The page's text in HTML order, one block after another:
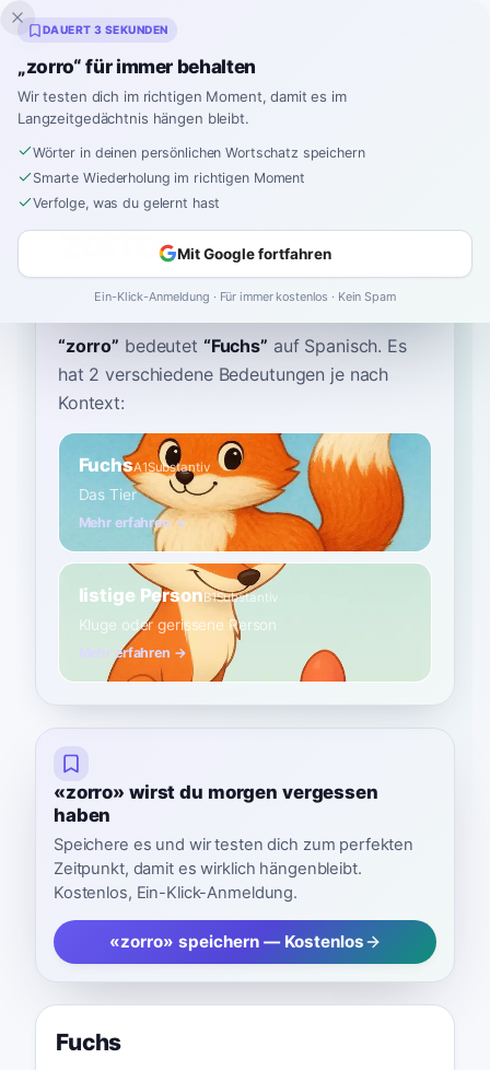
Inklingo
Startseite›Spanisch› Wörterbuch ›zorro
zorro
ZOH-rroh ˈθo.ro
“zorro” bedeutet “Fuchs” auf Spanisch. Es
hat 2 verschiedene Bedeutungen je nach
Kontext:
FuchsA1Substantiv
Das Tier
Mehr erfahren →
listige PersonB1Substantiv
Kluge oder gerissene Person
Mehr erfahren →
«zorro» wirst du morgen vergessen
haben
Speichere es und wir testen dich zum perfekten
Zeitpunkt, damit es wirklich hängenbleibt.
Kostenlos, Ein-Klick-Anmeldung.
«zorro» speichern — Kostenlos
Fuchs
DAUERT 3 SEKUNDEN
„zorro“ für immer behalten
Wir testen dich im richtigen Moment, damit es im
Langzeitgedächtnis hängen bleibt.
Wörter in deinen persönlichen Wortschatz speichern
Smarte Wiederholung im richtigen Moment
Verfolge, was du gelernt hast
Mit Google fortfahren
Ein-Klick-Anmeldung · Für immer kostenlos · Kein Spam